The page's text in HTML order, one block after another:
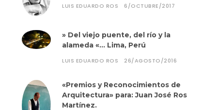
LUIS EDUARDO ROS 6/OCTUBRE/2017
» Del viejo puente, del río y la
alameda «… Lima, Perú
LUIS EDUARDO ROS 26/AGOSTO/2016
«Premios y Reconocimientos de
Arquitectura» para: Juan José Ros
Martínez.